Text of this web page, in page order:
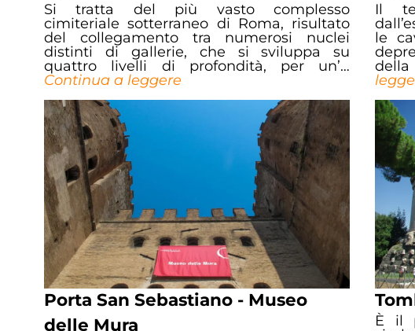
Si tratta del più vasto complesso
cimiteriale sotterraneo di Roma, risultato
del collegamento tra numerosi nuclei
distinti di gallerie, che si sviluppa su
quattro livelli di profondità, per un’…
Continua a leggere
Il
le
Porta San Sebastiano - Museo
delle Mura
È il